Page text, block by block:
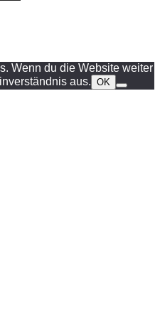
Wenn du die Website weiter
aus. OK